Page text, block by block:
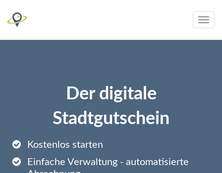
Toggle
Der digitale
Stadtgutschein
Kostenlos starten
Einfache Verwaltung - automatisierte